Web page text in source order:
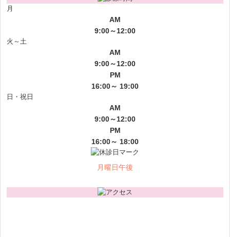
月
AM
9:00～12:00
火～土
AM
9:00～12:00
PM
16:00～ 19:00
日・祝日
AM
9:00～12:00
PM
16:00～ 18:00
月曜日午後